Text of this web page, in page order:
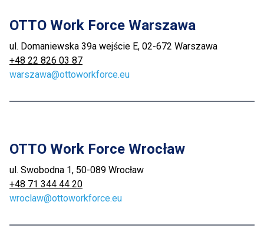
OTTO Work Force Warszawa
ul. Domaniewska 39a wejście E, 02-672 Warszawa
+48 22 826 03 87
warszawa@ottoworkforce.eu
OTTO Work Force Wrocław
ul. Swobodna 1, 50-089 Wrocław
+48 71 344 44 20
wroclaw@ottoworkforce.eu